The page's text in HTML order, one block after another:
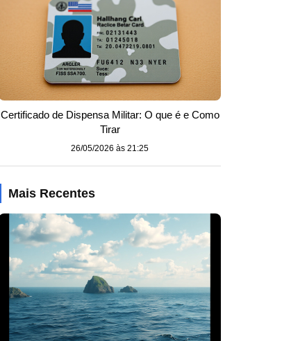
Certificado de Dispensa Militar: O que é e Como
Tirar
26/05/2026 às 21:25
Mais Recentes